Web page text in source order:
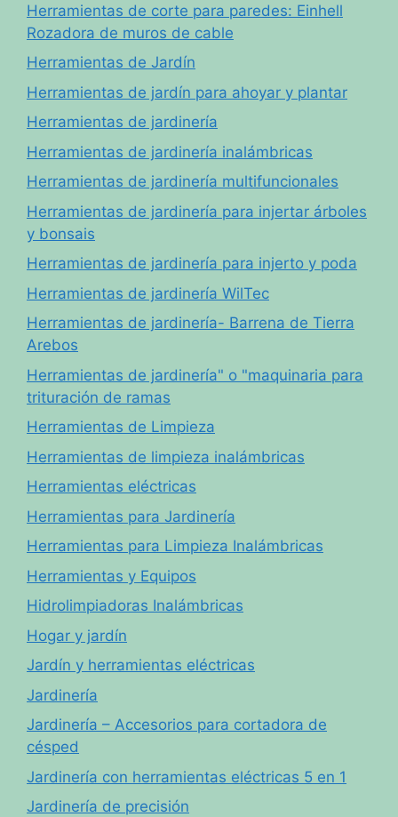
Herramientas de corte para paredes: Einhell
Rozadora de muros de cable
Herramientas de Jardín
Herramientas de jardín para ahoyar y plantar
Herramientas de jardinería
Herramientas de jardinería inalámbricas
Herramientas de jardinería multifuncionales
Herramientas de jardinería para injertar árboles
y bonsais
Herramientas de jardinería para injerto y poda
Herramientas de jardinería WilTec
Herramientas de jardinería- Barrena de Tierra
Arebos
Herramientas de jardinería" o "maquinaria para
trituración de ramas
Herramientas de Limpieza
Herramientas de limpieza inalámbricas
Herramientas eléctricas
Herramientas para Jardinería
Herramientas para Limpieza Inalámbricas
Herramientas y Equipos
Hidrolimpiadoras Inalámbricas
Hogar y jardín
Jardín y herramientas eléctricas
Jardinería
Jardinería – Accesorios para cortadora de
césped
Jardinería con herramientas eléctricas 5 en 1
Jardinería de precisión